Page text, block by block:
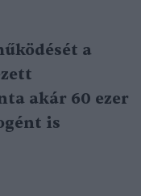
a
akár 60 ezer
is